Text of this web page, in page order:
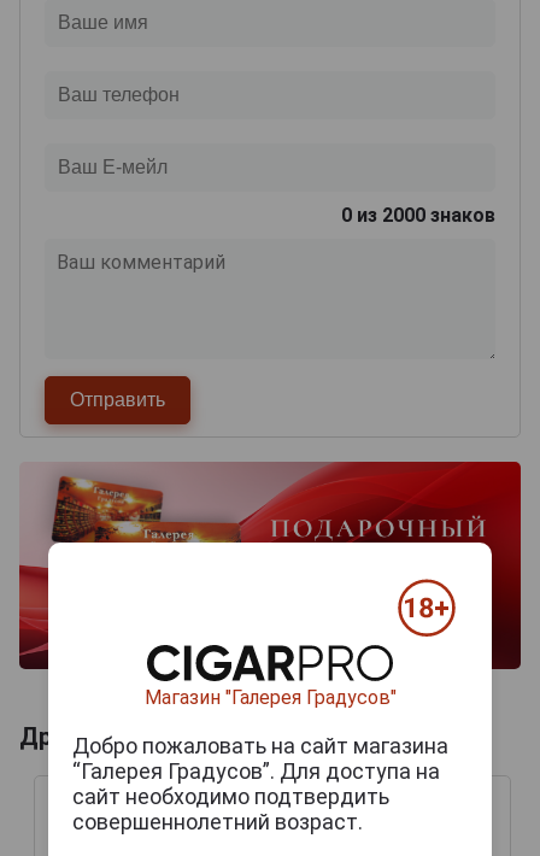
0 из 2000 знаков
Другие продукты бренда LINDEMANS
Магазин "Галерея Градусов"
Добро пожаловать на сайт магазина
“Галерея Градусов”. Для доступа на
сайт необходимо подтвердить
совершеннолетний возраст.